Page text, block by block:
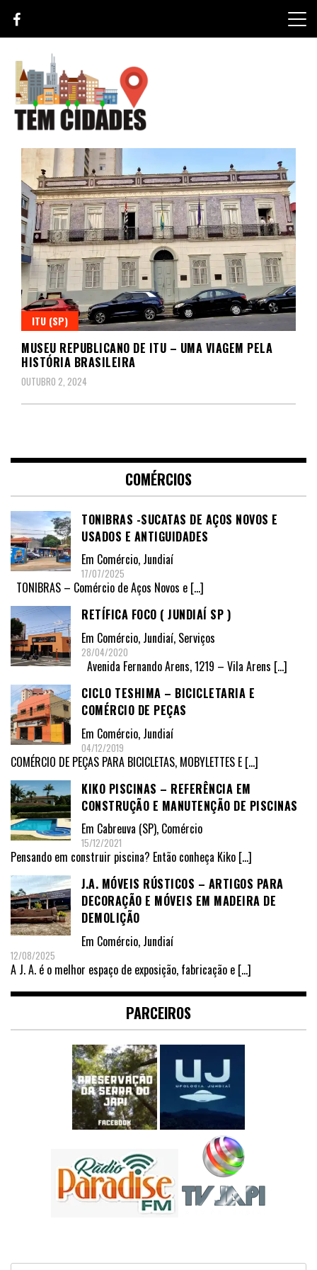
content
TEM CIDADES
ITU (SP)
MUSEU REPUBLICANO DE ITU – UMA VIAGEM PELA
HISTÓRIA BRASILEIRA
OUTUBRO 2, 2024
COMÉRCIOS
TONIBRAS -SUCATAS DE AÇOS NOVOS E
USADOS E ANTIGUIDADES
Em Comércio, Jundiaí
17/07/2025
TONIBRAS – Comércio de Aços Novos e […]
RETÍFICA FOCO ( JUNDIAÍ SP )
Em Comércio, Jundiaí, Serviços
28/04/2020
Avenida Fernando Arens, 1219 – Vila Arens […]
CICLO TESHIMA – BICICLETARIA E
COMÉRCIO DE PEÇAS
Em Comércio, Jundiaí
04/12/2019
COMÉRCIO DE PEÇAS PARA BICICLETAS, MOBYLETTES E […]
KIKO PISCINAS – REFERÊNCIA EM
CONSTRUÇÃO E MANUTENÇÃO DE PISCINAS
Em Cabreuva (SP), Comércio
15/12/2021
Pensando em construir piscina? Então conheça Kiko […]
J.A. MÓVEIS RÚSTICOS – ARTIGOS PARA
DECORAÇÃO E MÓVEIS EM MADEIRA DE
DEMOLIÇÃO
Em Comércio, Jundiaí
12/08/2025
A J. A. é o melhor espaço de exposição, fabricação e […]
PARCEIROS